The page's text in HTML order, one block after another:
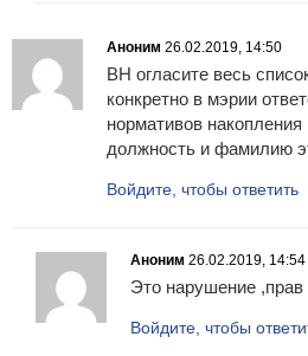
Аноним 26.02.2019, 14:50
ВН огласите весь
конкретно в мэрии
нормативов
должность и фамилию
Войдите, чтобы ответить
Аноним 26.02.2019, 14:54
Это нарушение ,прав
Войдите, чтобы